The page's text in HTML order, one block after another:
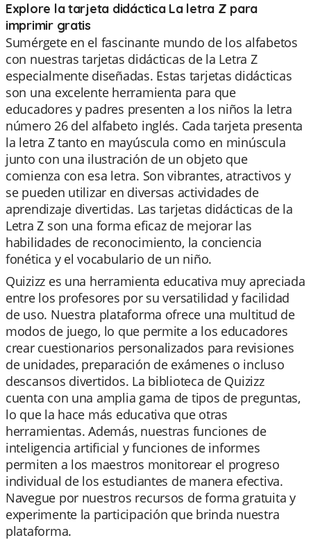
Explore la tarjeta didáctica La letra Z para
imprimir gratis
Sumérgete en el fascinante mundo de los alfabetos
con nuestras tarjetas didácticas de la Letra Z
especialmente diseñadas. Estas tarjetas didácticas
son una excelente herramienta para que
educadores y padres presenten a los niños la letra
número 26 del alfabeto inglés. Cada tarjeta presenta
la letra Z tanto en mayúscula como en minúscula
junto con una ilustración de un objeto que
comienza con esa letra. Son vibrantes, atractivos y
se pueden utilizar en diversas actividades de
aprendizaje divertidas. Las tarjetas didácticas de la
Letra Z son una forma eficaz de mejorar las
habilidades de reconocimiento, la conciencia
fonética y el vocabulario de un niño.
Quizizz es una herramienta educativa muy apreciada
entre los profesores por su versatilidad y facilidad
de uso. Nuestra plataforma ofrece una multitud de
modos de juego, lo que permite a los educadores
crear cuestionarios personalizados para revisiones
de unidades, preparación de exámenes o incluso
descansos divertidos. La biblioteca de Quizizz
cuenta con una amplia gama de tipos de preguntas,
lo que la hace más educativa que otras
herramientas. Además, nuestras funciones de
inteligencia artificial y funciones de informes
permiten a los maestros monitorear el progreso
individual de los estudiantes de manera efectiva.
Navegue por nuestros recursos de forma gratuita y
experimente la participación que brinda nuestra
plataforma.